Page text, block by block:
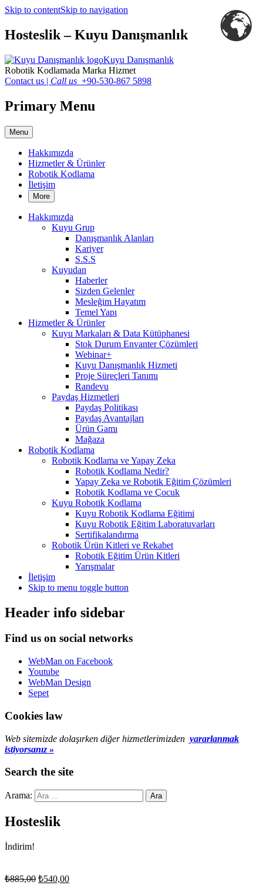
Skip to contentSkip to navigation
Hosteslik – Kuyu Danışmanlık
Kuyu Danışmanlık
Robotik Kodlamada Marka Hizmet
Contact us | Call us +90-530-867 5898
Primary Menu
Menu
Hakkımızda
Hizmetler & Ürünler
Robotik Kodlama
İletişim
More
Hakkımızda
Kuyu Grup
Danışmanlık Alanları
Kariyer
S.S.S
Kuyudan
Haberler
Sizden Gelenler
Mesleğim Hayatım
Temel Yapı
Hizmetler & Ürünler
Kuyu Markaları & Data Kütüphanesi
Stok Durum Envanter Çözümleri
Webinar+
Kuyu Danışmanlık Hizmeti
Proje Süreçleri Tanımı
Randevu
Paydaş Hizmetleri
Paydaş Politikası
Paydaş Avantajları
Ürün Gamı
Mağaza
Robotik Kodlama
Robotik Kodlama ve Yapay Zeka
Robotik Kodlama Nedir?
Yapay Zeka ve Robotik Eğitim Çözümleri
Robotik Kodlama ve Çocuk
Kuyu Robotik Kodlama
Kuyu Robotik Kodlama Eğitimi
Kuyu Robotik Eğitim Laboratuvarları
Sertifikalandırma
Robotik Ürün Kitleri ve Rekabet
Robotik Eğitim Ürün Kitleri
Yarışmalar
İletişim
Skip to menu toggle button
Header info sidebar
Find us on social networks
WebMan on Facebook
Youtube
WebMan Design
Sepet
Cookies law
Web sitemizde dolaşırken diğer hizmetlerimizden yararlanmak
istiyorsanız »
Search the site
Arama:
Hosteslik
İndirim!
₺885,00 ₺540,00